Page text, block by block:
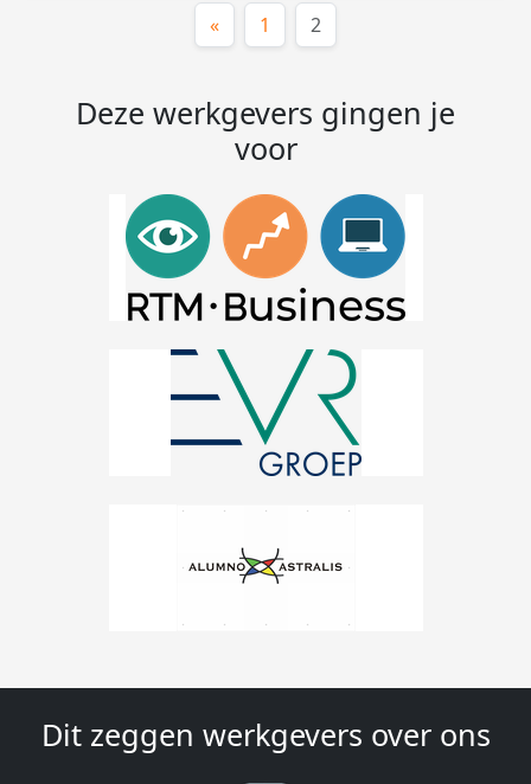
« 1 2
Deze werkgevers gingen je
voor
Dit zeggen werkgevers over ons